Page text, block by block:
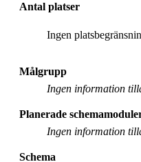
Antal platser
Ingen
Målgrupp
Ingen information
Planerade
Ingen information
Schema